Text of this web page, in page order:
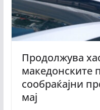
Продолжува
македонските
сообраќајни
мај